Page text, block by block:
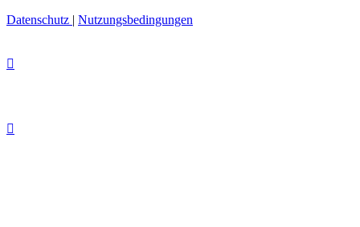
Datenschutz | Nutzungsbedingungen